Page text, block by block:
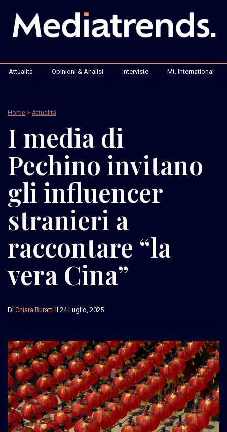
Attualità Opinioni & Analisi Interviste Mt. International
Home > Attualità
I media di
Pechino invitano
gli influencer
stranieri a
raccontare “la
vera Cina”
Di Chiara Buratti Il 24 Luglio, 2025